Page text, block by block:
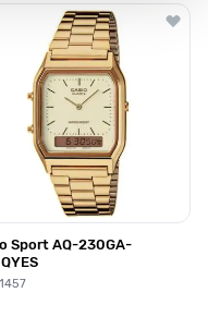
możliwe za pomocą
Sport AQ-230GA-